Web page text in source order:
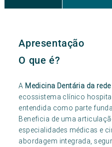
Apresentação
O que é?
A Medicina Dentária da
ecossistema clínico
entendida como parte
Beneficia de uma
especialidades médicas e
abordagem integrada,